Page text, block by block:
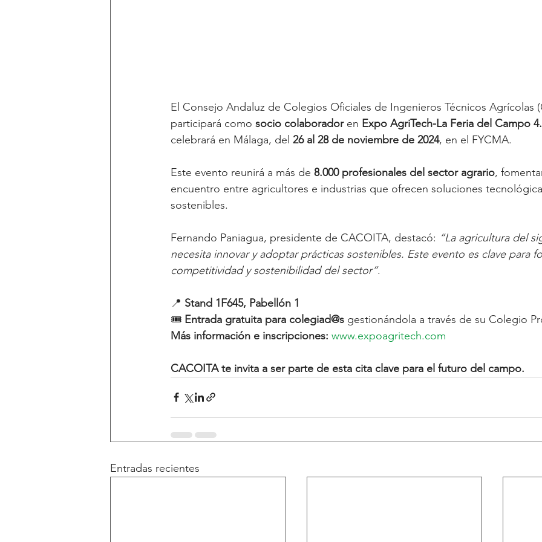
El Consejo Andaluz de Colegios Oficiales de Ingenieros Técnicos Agrícolas
participará como socio colaborador en Expo AgriTech-La Feria del Campo
celebrará en Málaga, del 26 al 28 de noviembre de 2024, en el FYCMA.
Este evento reunirá a más de 8.000 profesionales del sector agrario,
encuentro entre agricultores e industrias que ofrecen soluciones
sostenibles.
Fernando Paniagua, presidente de CACOITA, destacó: “La agricultura del
necesita innovar y adoptar prácticas sostenibles. Este evento es clave para
competitividad y sostenibilidad del sector”.
📍 Stand 1F645, Pabellón 1
🎟️ Entrada gratuita para colegiad@s gestionándola a través de su Colegio
Más información e inscripciones: www.expoagritech.com
CACOITA te invita a ser parte de esta cita clave para el futuro del campo.
Entradas recientes